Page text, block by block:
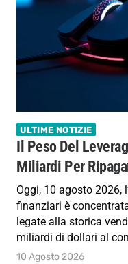
ULTIME NOTIZIE
Il Peso Del
Miliardi Per
Oggi, 10 agosto 2026,
finanziari è
legate alla storica
miliardi di dollari al
10 Agosto 2026